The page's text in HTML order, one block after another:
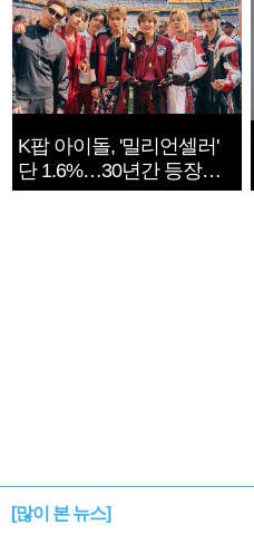
K팝 아이돌, '밀리언셀러'
단 1.6%…30년간 등장
1182개팀 전수조사
[많이 본 뉴스]